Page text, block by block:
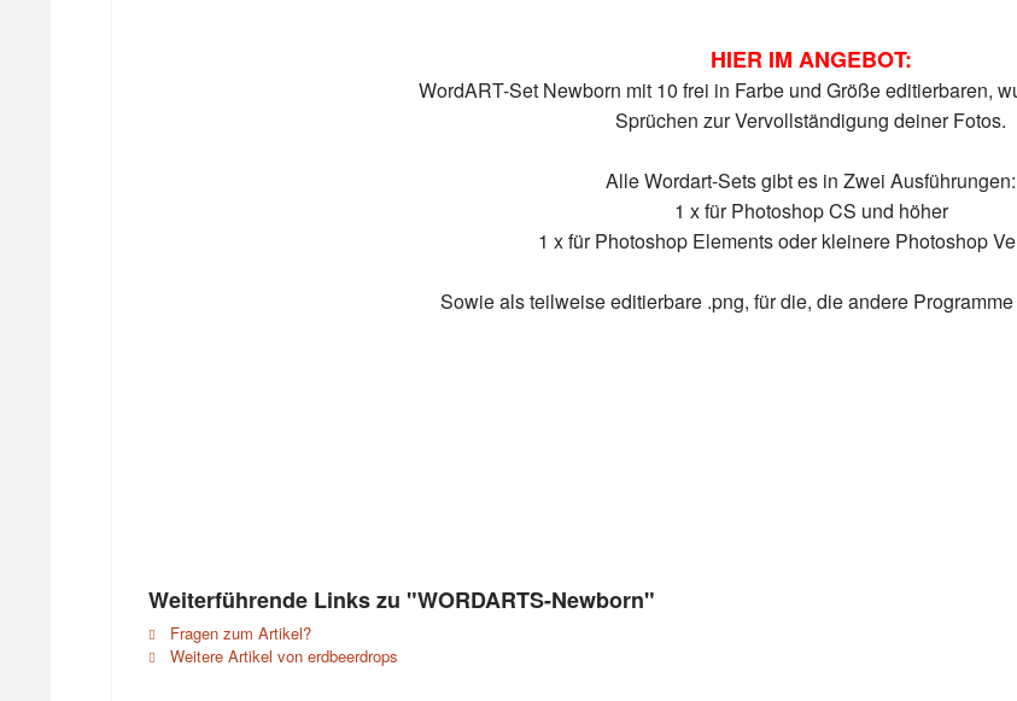
HIER IM ANGEBOT:
WordART-Set Newborn mit 10 frei in Farbe und Größe editierbaren,
Sprüchen zur Vervollständigung deiner Fotos.
Alle Wordart-Sets gibt es in Zwei Ausführungen:
1 x für Photoshop CS und höher
1 x für Photoshop Elements oder kleinere Photoshop
Sowie als teilweise editierbare .png, für die, die andere
Weiterführende Links zu "WORDARTS-Newborn"
Fragen zum Artikel?
Weitere Artikel von erdbeerdrops